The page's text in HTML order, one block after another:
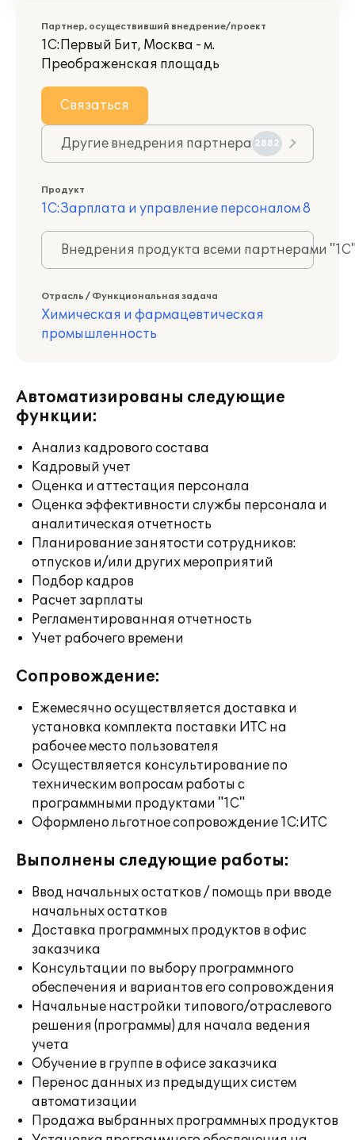
Партнер, осуществивший внедрение/проект
1С:Первый Бит, Москва - м.
Преображенская площадь
Связаться
Другие внедрения партнера 2882
Продукт
1С:Зарплата и управление персоналом 8
Внедрения продукта всеми партнерами
Отрасль / Функциональная задача
Химическая и фармацевтическая
промышленность
Автоматизированы следующие
функции:
Анализ кадрового состава
Кадровый учет
Оценка и аттестация персонала
Оценка эффективности службы персонала и
аналитическая отчетность
Планирование занятости сотрудников:
отпусков и/или других мероприятий
Подбор кадров
Расчет зарплаты
Регламентированная отчетность
Учет рабочего времени
Сопровождение:
Ежемесячно осуществляется доставка и
установка комплекта поставки ИТС на
рабочее место пользователя
Осуществляется консультирование по
техническим вопросам работы с
программными продуктами "1С"
Оформлено льготное сопровождение 1С:ИТС
Выполнены следующие работы:
Ввод начальных остатков / помощь при вводе
начальных остатков
Доставка программных продуктов в офис
заказчика
Консультации по выбору программного
обеспечения и вариантов его сопровождения
Начальные настройки типового/отраслевого
решения (программы) для начала ведения
учета
Обучение в группе в офисе заказчика
Перенос данных из предыдущих систем
автоматизации
Продажа выбранных программных продуктов